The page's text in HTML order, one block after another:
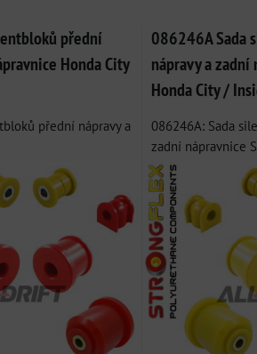
přední
Honda City
přední nápravy a
086246A Sada
nápravy a zadní
Honda City /
086246A: Sada
zadní nápravnice